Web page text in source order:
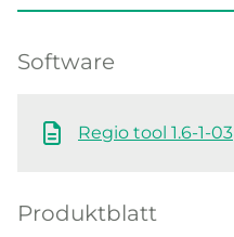
Software
Regio tool 1.6-1-03
Produktblatt